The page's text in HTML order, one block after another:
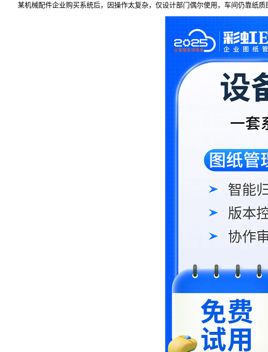
某机械配件企业购买系统后，因操作太复杂，仅设计部门偶尔使用，车间仍靠纸质